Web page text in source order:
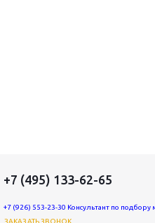
+7 (495) 133-62-65
+7 (926) 553-23-30 Консультант по
ЗАКАЗАТЬ ЗВОНОК